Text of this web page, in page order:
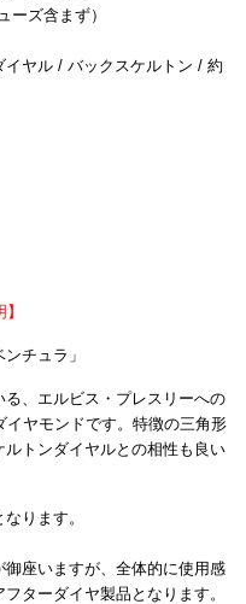
ズ含まず）
ヤル / バックスケルトン / 約
チュラ」
、エルビス・プレスリーへの
イヤモンドです。特徴の三角形
トンダイヤルとの相性も良い
ります。
座いますが、全体的に使用感
ターダイヤ製品となります。